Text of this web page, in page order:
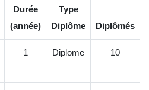
Durée
(année)
Type
Diplôme
Diplômés
1 Diplome 10